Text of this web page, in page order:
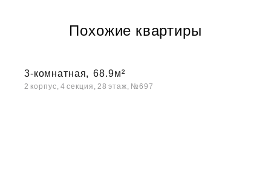
Похожие квартиры
3-комнатная, 68.9м²
2 корпус, 4 секция, 28 этаж, №697